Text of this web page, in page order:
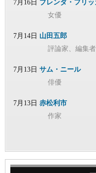
7月16日 ブレンダ・フリッ
女優
7月14日 山田五郎
評論家、編集者
7月13日 サム・ニール
俳優
7月13日 赤松利市
作家